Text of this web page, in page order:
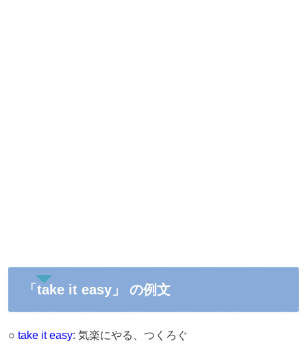
「take it easy」 の例文
○ take it easy: 気楽にやる、つくろぐ